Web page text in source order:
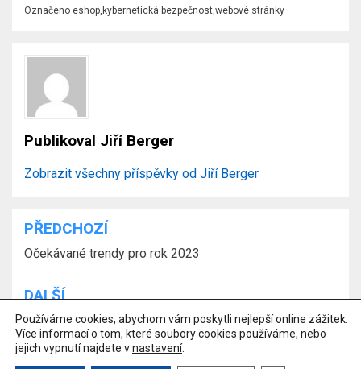
Označeno eshop, kybernetická bezpečnost,webové stránky
Publikoval Jiří Berger
Zobrazit všechny příspěvky od Jiří Berger
Navigace
pro
příspěvek
PŘEDCHOZÍ
Očekávané trendy pro rok 2023
DALŠÍ
Díl 5. – Podvodné požadavky na platbu
Používáme cookies, abychom vám poskytli nejlepší online zážitek.
Více informací o tom, které soubory cookies používáme, nebo
jejich vypnutí najdete vnastavení.